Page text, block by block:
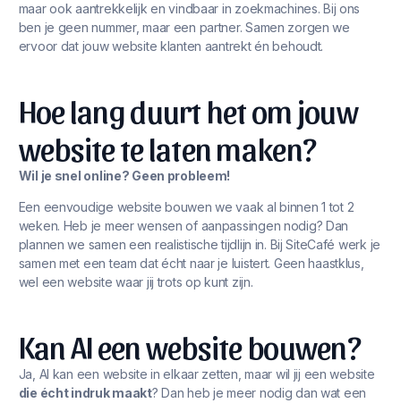
maar ook aantrekkelijk en vindbaar in zoekmachines. Bij ons
ben je geen nummer, maar een partner. Samen zorgen we
ervoor dat jouw website klanten aantrekt én behoudt.
Hoe lang duurt het om jouw
website te laten maken?
Wil je snel online? Geen probleem!
Een eenvoudige website bouwen we vaak al binnen 1 tot 2
weken. Heb je meer wensen of aanpassingen nodig? Dan
plannen we samen een realistische tijdlijn in. Bij SiteCafé werk je
samen met een team dat écht naar je luistert. Geen haastklus,
wel een website waar jij trots op kunt zijn.
Kan AI een website bouwen?
Ja, AI kan een website in elkaar zetten, maar wil jij een website
die écht indruk maakt? Dan heb je meer nodig dan wat een